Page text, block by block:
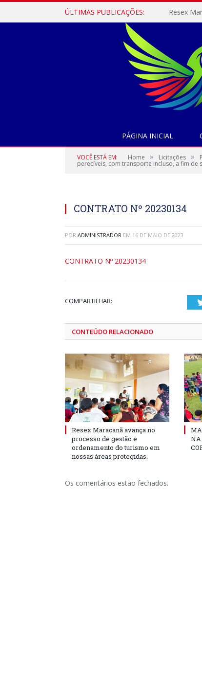
ÚLTIMAS PUBLICAÇÕES:
PÁGINA INICIAL
VOCÊ ESTÁ EM: Home » Licitações »
perecíveis, com transporte incluso, a fim de
CONTRATO Nº 20230134
POR ADMINISTRADOR EM 16 DE MAIO DE 2023
CONTRATO Nº 20230134
COMPARTILHAR:
CONTEÚDO RELACIONADO
Resex Maracanã avança no
processo de gestão e
ordenamento do turismo em
nossas áreas protegidas.
NA
Os comentários estão fechados.